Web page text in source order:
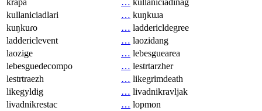
kullaniciadlari
… kuŋkuɹa
kuŋkuɾo
… laddericldegree
laddericlevent
… laozidang
laozige
… lebesguearea
lebesguedecompo
… lestrtarzher
lestrtraezh
… likegrimdeath
likegyldig
… livadnikravljak
livadnikrestac
… lopmon